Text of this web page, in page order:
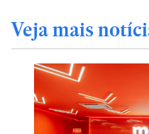
Veja mais